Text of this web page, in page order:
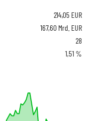
214,05 EUR
167,60 Mrd. EUR
28
1,51 %